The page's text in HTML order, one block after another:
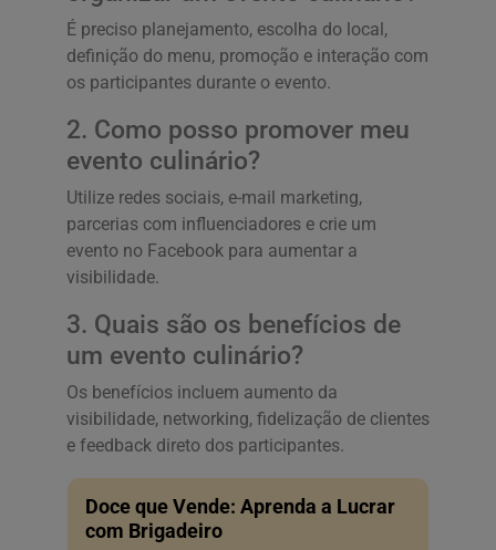
É preciso planejamento, escolha do local,
definição do menu, promoção e interação com
os participantes durante o evento.
2. Como posso promover meu
evento culinário?
Utilize redes sociais, e-mail marketing,
parcerias com influenciadores e crie um
evento no Facebook para aumentar a
visibilidade.
3. Quais são os benefícios de
um evento culinário?
Os benefícios incluem aumento da
visibilidade, networking, fidelização de clientes
e feedback direto dos participantes.
Doce que Vende: Aprenda a Lucrar
com Brigadeiro